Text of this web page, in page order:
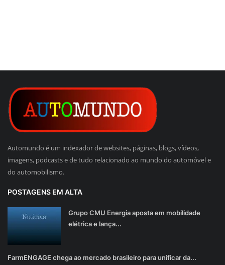
Automundo é um indexador de websites, páginas, blogs, vídeos,
imagens, podcasts e de tudo relacionado ao mundo do automóvel e
do automobilismo.
POSTAGENS EM ALTA
Grupo CMU Energia aposta em mobilidade
elétrica e lança...
FarmENGAGE chega ao mercado brasileiro para unificar da...